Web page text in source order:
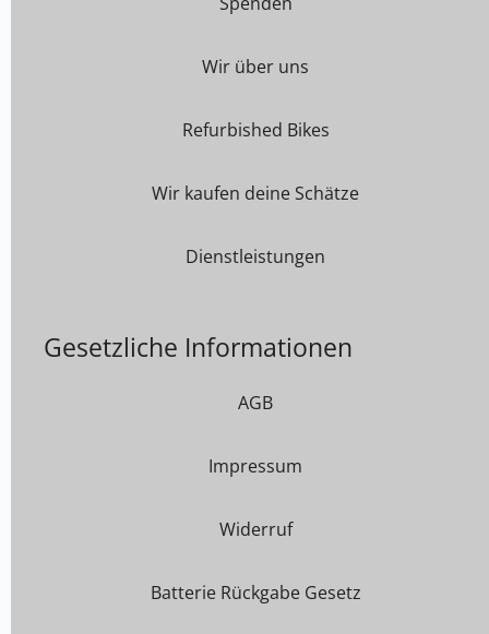
Wir über uns
Refurbished Bikes
Wir kaufen deine Schätze
Dienstleistungen
Gesetzliche Informationen
AGB
Impressum
Widerruf
Batterie Rückgabe Gesetz